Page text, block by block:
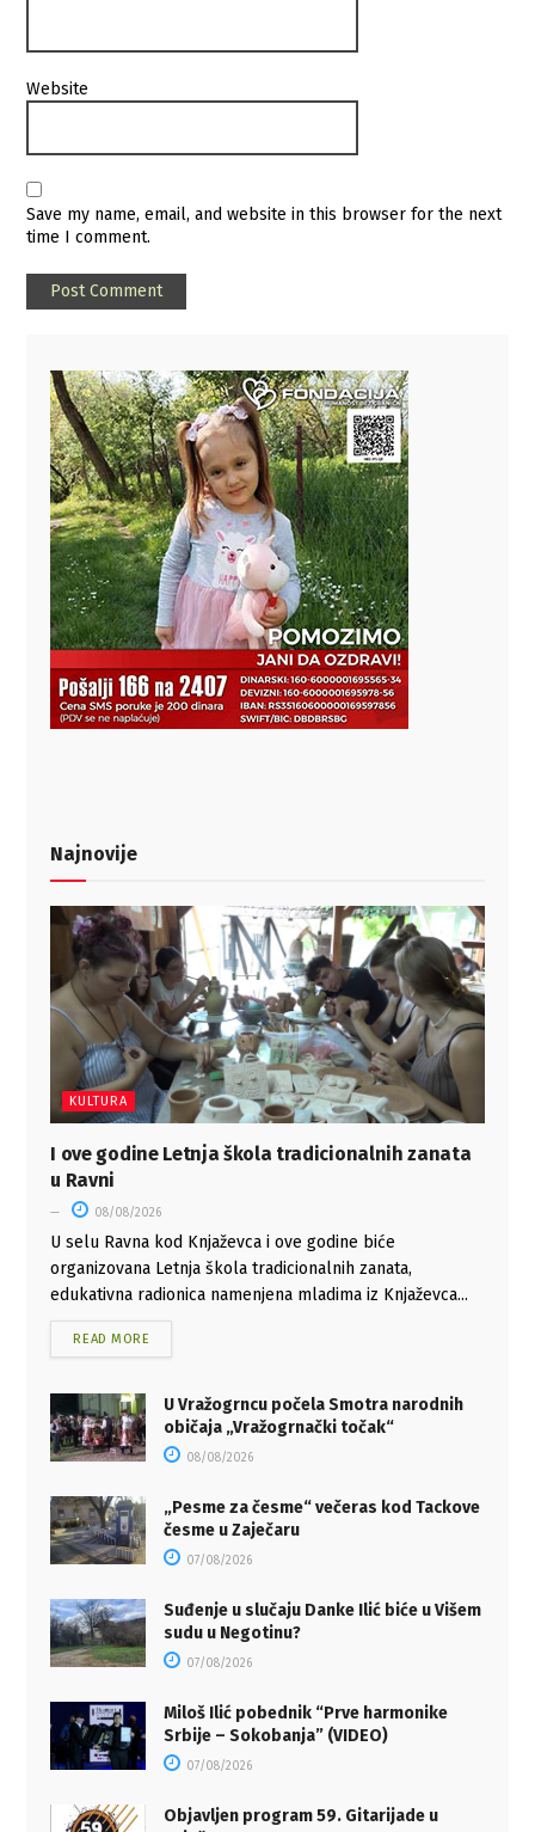
Website
Save my name, email, and website in this browser for the next
time I comment.
Najnovije
KULTURA
I ove godine Letnja škola tradicionalnih zanata
u Ravni
08/08/2026
U selu Ravna kod Knjaževca i ove godine biće
organizovana Letnja škola tradicionalnih zanata,
edukativna radionica namenjena mladima iz Knjaževca...
READ MORE
U Vražogrncu počela Smotra narodnih
običaja „Vražogrnački točak“
08/08/2026
„Pesme za česme“ večeras kod Tackove
česme u Zaječaru
07/08/2026
Suđenje u slučaju Danke Ilić biće u Višem
sudu u Negotinu?
07/08/2026
Miloš Ilić pobednik “Prve harmonike
Srbije – Sokobanja” (VIDEO)
07/08/2026
Objavljen program 59. Gitarijade u